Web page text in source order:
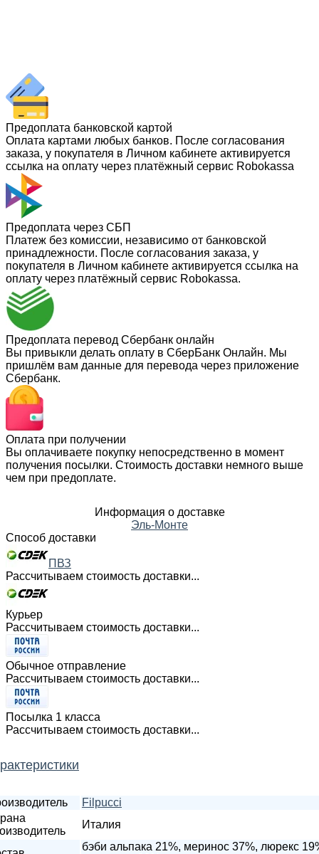
Предоплата банковской картой
Оплата картами любых банков. После согласования
заказа, у покупателя в Личном кабинете активируется
ссылка на оплату через платёжный сервис Robokassa
Предоплата через СБП
Платеж без комиссии, независимо от банковской
принадлежности. После согласования заказа, у
покупателя в Личном кабинете активируется ссылка на
оплату через платёжный сервис Robokassa.
Предоплата перевод Сбербанк онлайн
Вы привыкли делать оплату в СберБанк Онлайн. Мы
пришлём вам данные для перевода через приложение
Сбербанк.
Оплата при получении
Вы оплачиваете покупку непосредственно в момент
получения посылки. Стоимость доставки немного выше
чем при предоплате.
Информация о доставке
Эль-Монте
Способ доставки
ПВЗ
Рассчитываем стоимость доставки...
Курьер
Рассчитываем стоимость доставки...
Обычное отправление
Рассчитываем стоимость доставки...
Посылка 1 класса
Рассчитываем стоимость доставки...
Filpucci
Италия
бэби альпака 21%, меринос 37%, люрекс